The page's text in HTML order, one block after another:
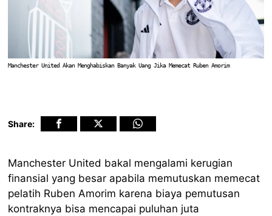
Manchester United Akan Menghabiskan Banyak Uang Jika Memecat Ruben Amorim
Share:
Manchester United bakal mengalami kerugian
finansial yang besar apabila memutuskan memecat
pelatih Ruben Amorim karena biaya pemutusan
kontraknya bisa mencapai puluhan juta